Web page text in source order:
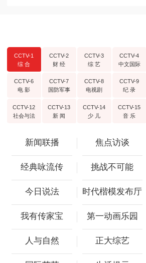
CCTV-1
综 合
CCTV-2
财 经
CCTV-3
综 艺
CCTV-4
中文国际
CCTV-6
电 影
CCTV-7
国防军事
CCTV-8
电视剧
CCTV-9
纪 录
CCTV-12
社会与法
CCTV-13
新 闻
CCTV-14
少 儿
CCTV-15
音 乐
新闻联播 焦点访谈
经典咏流传 挑战不可能
今日说法 时代楷模发布厅
我有传家宝 第一动画乐园
人与自然 正大综艺